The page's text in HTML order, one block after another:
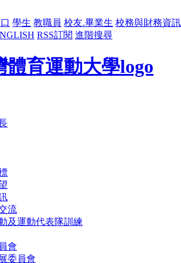
學生 教職員 校友.畢業生 校務與財務資
RSS訂閱 進階搜尋
流
及運動代表隊訓練
會
委員會